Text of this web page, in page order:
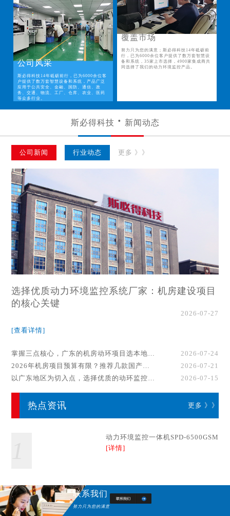
公司风采
斯必得科技14年砥砺前行，已为6000余位客
户提供了数万套智慧设备和系统，产品广泛
应用于公共安全、金融、国防、通信、政
务、交通、物流、工厂、仓库、农业、医药
等众多行业。
覆盖市场
努力只为您的满意；斯必得科技14年砥砺前
行，已为6000余位客户提供了数万套智慧设
备和系统，35家上市选择，4900家集成商共
同选择了我们的动力环境监控产品。
斯必得科技 新闻动态
公司新闻 行业动态 更多 》》
选择优质动力环境监控系统厂家：机房建设项目
的核心关键
2026-07-27
[查看详情]
掌握三点核心，广东的机房动环项目选本地厂家事半功倍！
2026-07-24
2026年机房项目预算有限？推荐几款国产动环监控系统品牌
2026-07-21
以广东地区为切入点，选择优质的动环监控系统厂家
2026-07-15
热点资讯 更多 》》
动力环境监控一体机SPD-6500GSM
[详情]
联系我们
努力只为您的满意